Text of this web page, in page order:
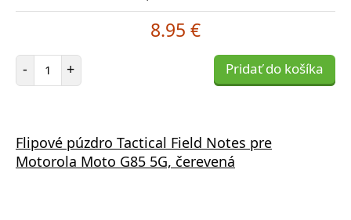
8.95 €
- Počet položiek
+ Pridať do košíka
Flipové púzdro Tactical Field Notes pre
Motorola Moto G85 5G, čerevená